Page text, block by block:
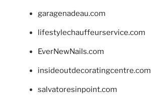
garagenadeau.com
lifestylechauffeurservice.com
EverNewNails.com
insideoutdecoratingcentre.com
salvatoresinpoint.com